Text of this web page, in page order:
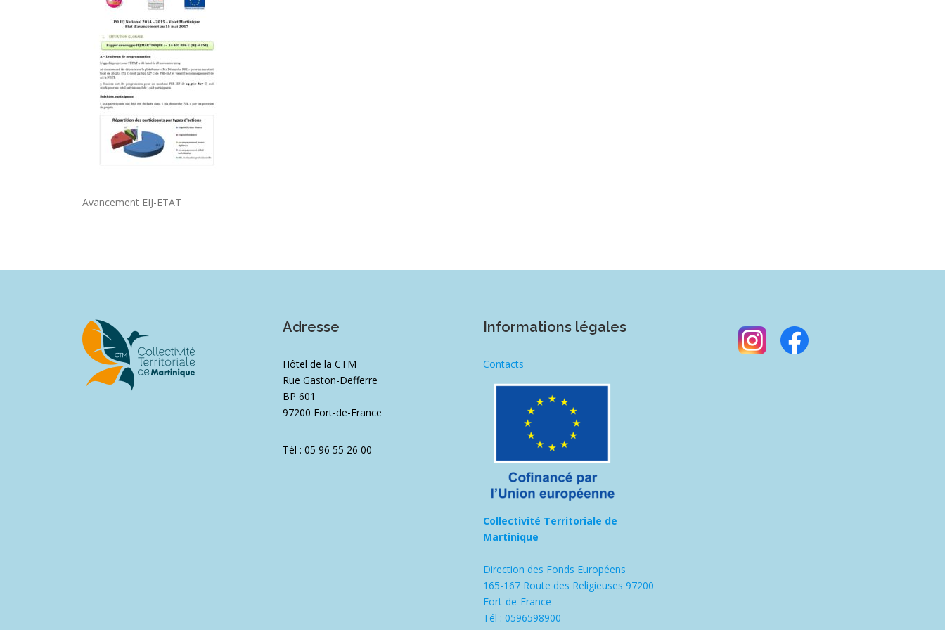
Avancement EIJ-ETAT
Adresse
Hôtel de la CTM
Rue Gaston-Defferre
BP 601
97200 Fort-de-France
Tél : 05 96 55 26 00
Informations légales
Contacts
Collectivité Territoriale de
Martinique
Direction des Fonds Européens
165-167 Route des Religieuses 97200
Fort-de-France
Tél : 0596598900